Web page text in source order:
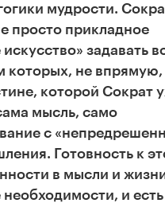
мудрости.
просто прикладное
задавать
которых, не
которой Сократ
мысль, само
с
Готовность к
в мысли и
и есть